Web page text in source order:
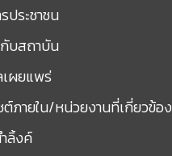
ประชาชน
บสถาบัน
ผยแพร่
ต์ภายใน/หน่วยงานที่เกี่ยวข้อง
ลิ้งค์